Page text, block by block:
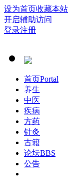
设为首页收藏本站
开启辅助访问
登录注册
首页Portal
养生
中医
疾病
方药
针灸
古籍
论坛BBS
公告